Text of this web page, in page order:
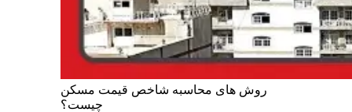
روش‌ های محاسبه شاخص قیمت مسکن
چیست؟